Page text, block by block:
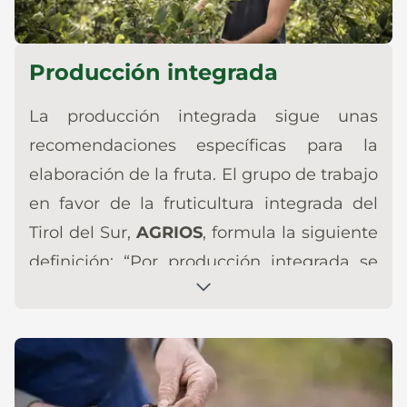
Producción integrada
La producción integrada sigue unas
recomendaciones específicas para la
elaboración de la fruta. El grupo de trabajo
en favor de la fruticultura integrada del
Tirol del Sur, AGRIOS, formula la siguiente
definición: “Por producción integrada se
entiende el sistema de producción
métodos y medios productivos y de
defensa frente a las adversidades de las